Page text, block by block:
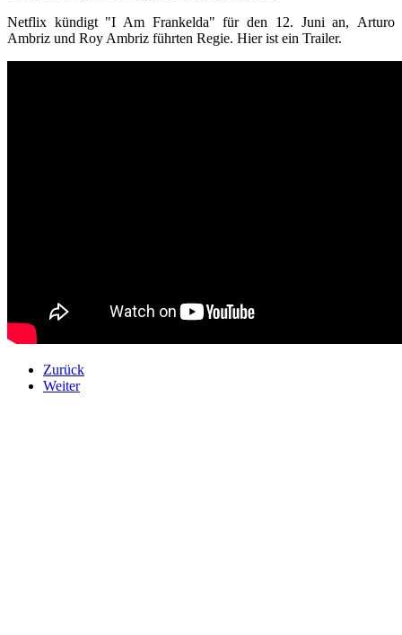
Netflix kündigt "I Am Frankelda" für den 12. Juni an, Arturo
Ambriz und Roy Ambriz führten Regie. Hier ist ein Trailer.
Zurück
Weiter